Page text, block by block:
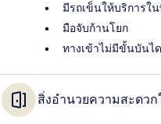
มีรถเข็นให้บริการใ
มือจับก้านโยก
ทางเข้าไม่มีขั้นบันได
สิ่งอำนวยความสะดว